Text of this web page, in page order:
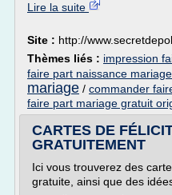
Lire la suite
Site : http://
Thèmes liés : impression
faire part naissance
mariage / commander
faire part mariage gratuit
CARTES DE
GRATUITEMENT
Ici vous trouverez des
gratuite, ainsi que des